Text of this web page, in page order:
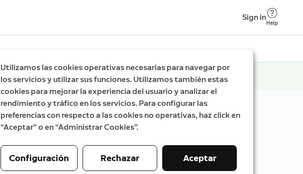
Sign in
Help
Utilizamos las cookies operativas necesarias para navegar por
los servicios y utilizar sus funciones. Utilizamos también estas
cookies para mejorar la experiencia del usuario y analizar el
rendimiento y tráfico en los servicios. Para configurar las
preferencias con respecto a las cookies no operativas, haz click en
“Aceptar” o en “Administrar Cookies”.
Configuración Rechazar Aceptar